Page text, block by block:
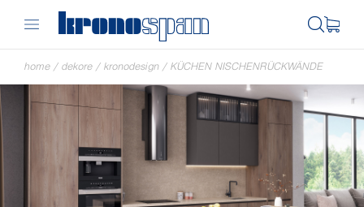
home / dekore / kronodesign / KÜCHEN NISCHENRÜCKWÄNDE